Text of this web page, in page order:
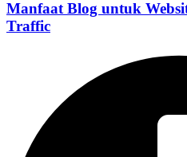
Manfaat Blog untuk
Traffic